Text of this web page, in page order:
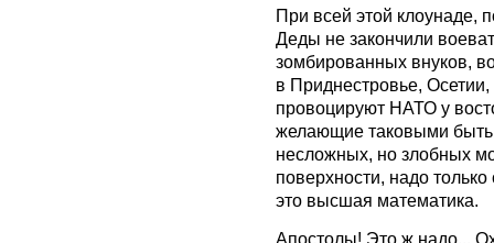
При всей этой клоунаде,
Деды не закончили
зомбированных внуков,
в Приднестровье,
провоцируют НАТО у
желающие таковыми
несложных, но злобных
поверхности, надо
это высшая математика.
Апостолы! Это ж надо...